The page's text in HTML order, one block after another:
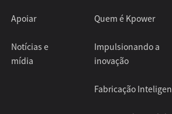
Quem é Kpower
Impulsionando a
inovação
Fabricação
Apoiar
Notícias e
mídia